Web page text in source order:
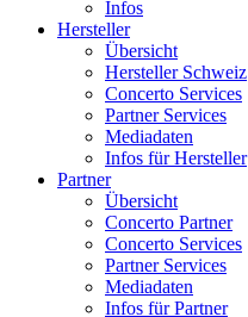
Infos
Hersteller
Übersicht
Hersteller Schweiz
Concerto Services
Partner Services
Mediadaten
Infos für Hersteller
Partner
Übersicht
Concerto Partner
Concerto Services
Partner Services
Mediadaten
Infos für Partner